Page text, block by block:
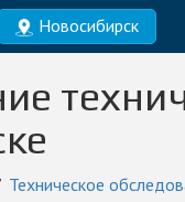
Новосибирск
Техническое